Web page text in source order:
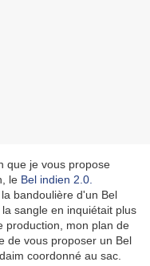
que je vous propose
le Bel indien 2.0.
bandoulière d'un Bel
sangle en inquiétait plus
production, mon plan de
de vous proposer un Bel
coordonné au sac.